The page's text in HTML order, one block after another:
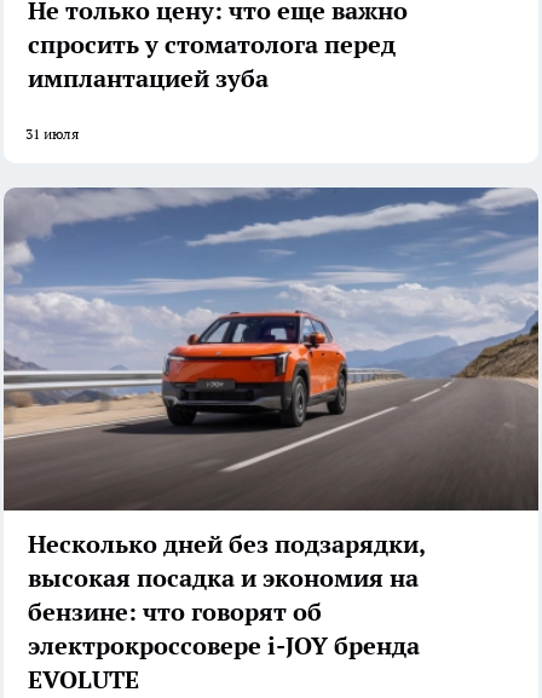
Не только цену: что еще важно
спросить у стоматолога перед
имплантацией зуба
31 июля
Несколько дней без подзарядки,
высокая посадка и экономия на
бензине: что говорят об
электрокроссовере i-JOY бренда
EVOLUTE